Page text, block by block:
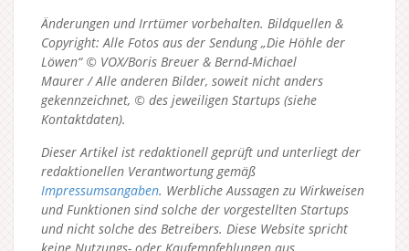
Änderungen und Irrtümer vorbehalten. Bildquellen &
Copyright: Alle Fotos aus der Sendung „Die Höhle der
Löwen“ © VOX/Boris Breuer & Bernd-Michael
Maurer / Alle anderen Bilder, soweit nicht anders
gekennzeichnet, © des jeweiligen Startups (siehe
Kontaktdaten).
Dieser Artikel ist redaktionell geprüft und unterliegt der
redaktionellen Verantwortung gemäß
Impressumsangaben. Werbliche Aussagen zu Wirkweisen
und Funktionen sind solche der vorgestellten Startups
und nicht solche des Betreibers. Diese Website spricht